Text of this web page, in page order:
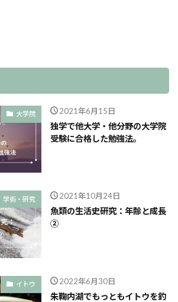
大学院 2021年6月15日
独学で他大学・他分野の大学院
受験に合格した勉強法。
学術・研究 2021年10月24日
魚類の生活史研究：年齢と成長
②
イトウ 2022年6月30日
朱鞠内湖でもっともイトウを釣